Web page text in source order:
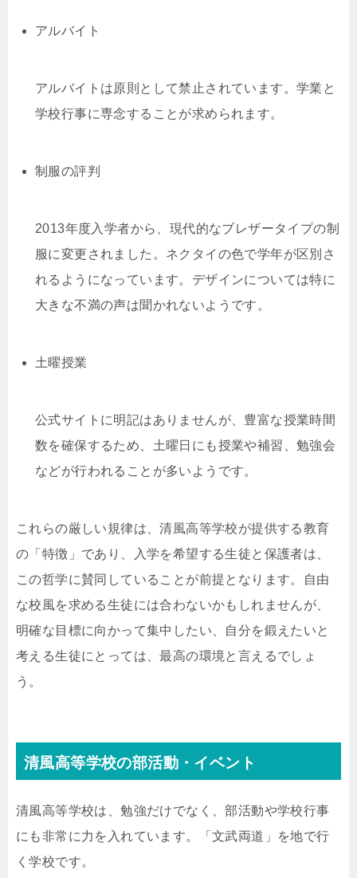
アルバイト
アルバイトは原則として禁止されています。学業と
学校行事に専念することが求められます。
制服の評判
2013年度入学者から、現代的なブレザータイプの制
服に変更されました。ネクタイの色で学年が区別さ
れるようになっています。デザインについては特に
大きな不満の声は聞かれないようです。
土曜授業
公式サイトに明記はありませんが、豊富な授業時間
数を確保するため、土曜日にも授業や補習、勉強会
などが行われることが多いようです。
これらの厳しい規律は、清風高等学校が提供する教育
の「特徴」であり、入学を希望する生徒と保護者は、
この哲学に賛同していることが前提となります。自由
な校風を求める生徒には合わないかもしれませんが、
明確な目標に向かって集中したい、自分を鍛えたいと
考える生徒にとっては、最高の環境と言えるでしょ
う。
清風高等学校の部活動・イベント
清風高等学校は、勉強だけでなく、部活動や学校行事
にも非常に力を入れています。「文武両道」を地で行
く学校です。